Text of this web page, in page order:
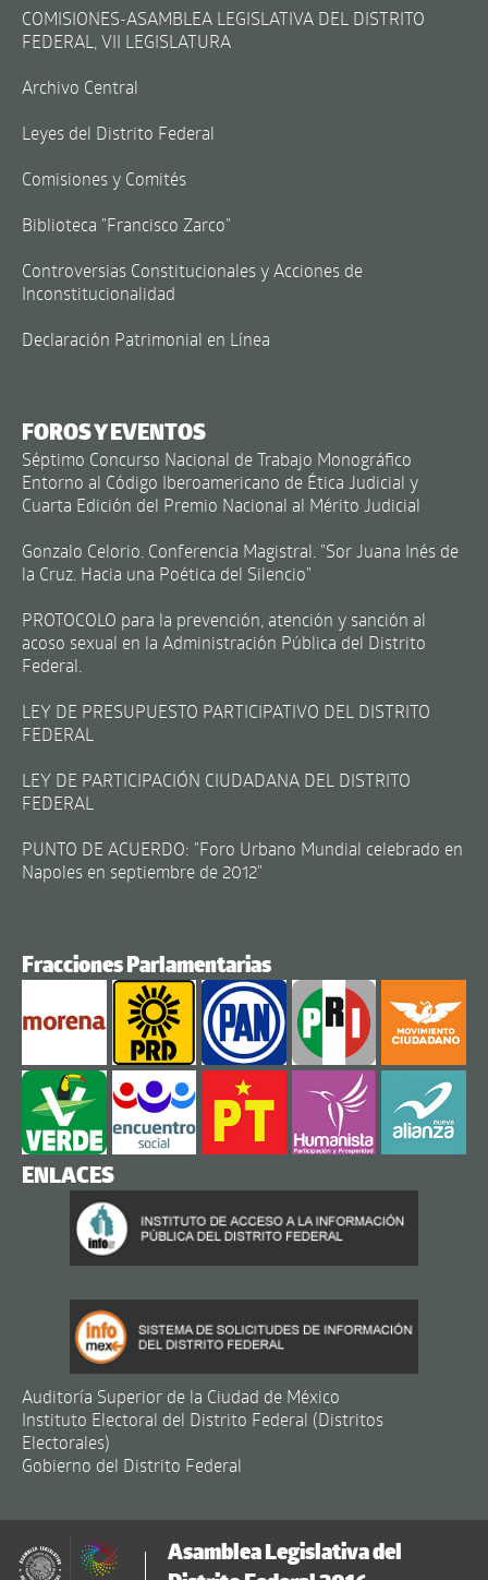
COMISIONES-ASAMBLEA LEGISLATIVA DEL DISTRITO
FEDERAL, VII LEGISLATURA
Archivo Central
Leyes del Distrito Federal
Comisiones y Comités
Biblioteca "Francisco Zarco"
Controversias Constitucionales y Acciones de
Inconstitucionalidad
Declaración Patrimonial en Línea
FOROS Y EVENTOS
Séptimo Concurso Nacional de Trabajo Monográfico
Entorno al Código Iberoamericano de Ética Judicial y
Cuarta Edición del Premio Nacional al Mérito Judicial
Gonzalo Celorio. Conferencia Magistral. "Sor Juana Inés de
la Cruz. Hacia una Poética del Silencio"
PROTOCOLO para la prevención, atención y sanción al
acoso sexual en la Administración Pública del Distrito
Federal.
LEY DE PRESUPUESTO PARTICIPATIVO DEL DISTRITO
FEDERAL
LEY DE PARTICIPACIÓN CIUDADANA DEL DISTRITO
FEDERAL
PUNTO DE ACUERDO: "Foro Urbano Mundial celebrado en
Napoles en septiembre de 2012"
Fracciones Parlamentarias
ENLACES
Auditoría Superior de la Ciudad de México
Instituto Electoral del Distrito Federal (Distritos
Electorales)
Gobierno del Distrito Federal
Asamblea Legislativa del